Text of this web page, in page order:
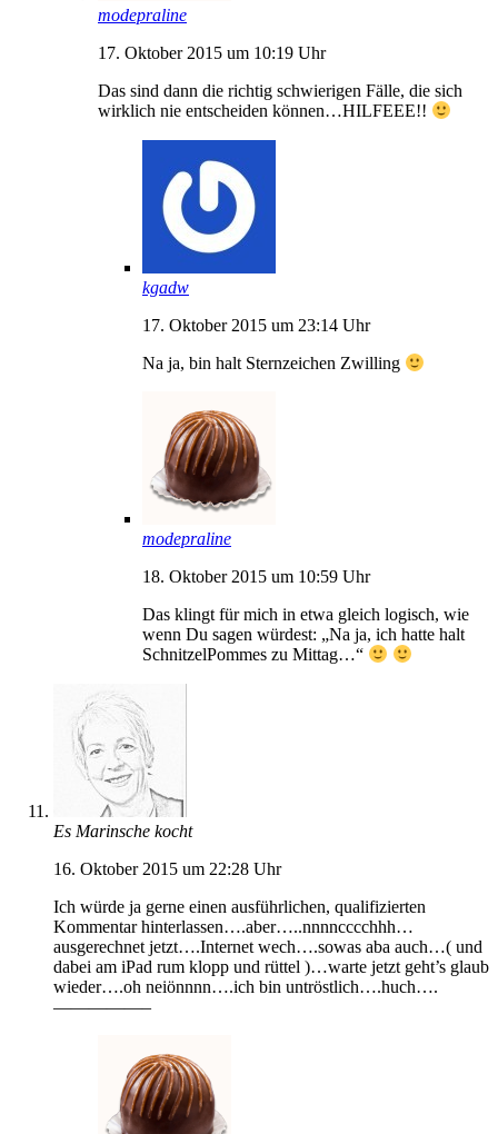
modepraline
17. Oktober 2015 um 10:19 Uhr
Das sind dann die richtig schwierigen Fälle, die sich
wirklich nie entscheiden können…HILFEEE!!
kgadw
17. Oktober 2015 um 23:14 Uhr
Na ja, bin halt Sternzeichen Zwilling
modepraline
18. Oktober 2015 um 10:59 Uhr
Das klingt für mich in etwa gleich logisch, wie
wenn Du sagen würdest: „Na ja, ich hatte halt
SchnitzelPommes zu Mittag…“
Es Marinsche kocht
16. Oktober 2015 um 22:28 Uhr
Ich würde ja gerne einen ausführlichen, qualifizierten
Kommentar hinterlassen….aber…..nnnncccchhh…
ausgerechnet jetzt….Internet wech….sowas aba auch…( und
dabei am iPad rum klopp und rüttel )…warte jetzt geht’s glaub
wieder….oh neiönnnn….ich bin untröstlich….huch….
—————–